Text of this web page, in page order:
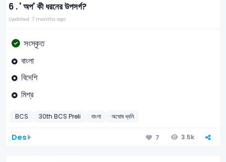
6 .' অপ' কী ধরনের উপসর্গ?
Updated: 7 months ago
সংস্কৃত
বাংলা
বিদেশি
মিশ্র
BCS 30th BCS Preli বাংলা অঘোষ ধ্বনি
Des 7 3.5k